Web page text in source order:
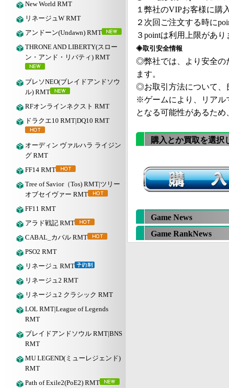
New World RMT
リネージュW RMT
アンドーン(Undawn) RMT
THRONE AND LIBERTY(スロー
ン・アンド・リバティ) RMT
ブレソNEO(ブレイドアンドソウ
ル) RMT
RFオンラインネクスト RMT
ドラクエ10 RMT|DQ10 RMT
オーディン ヴァルハラ ライジン
グ RMT
FF14 RMT
Tree of Savior（Tos) RMT|ツリー
オブセイヴァー RMT
FF11 RMT
アラド戦記 RMT
CABAL_カバル RMT
PSO2 RMT
リネージュ RMT
リネージュ2 RMT
リネージュ2 クラシック RMT
LOL RMT|League of Legends
RMT
ブレイドアンドソウル RMT|BNS
RMT
MU LEGEND(ミューレジェンド)
RMT
Path of Exile2(PoE2) RMT
１弊社のVIPお客様に購
２次回ご注文する時に
３pointは利用上限があ
◈取引安全情報
◎弊社では、より安全の
ます。
◎お取引方法について、
※ゲームにより、リアル
となる可能性があるた
購入とか買取を選択
Game News
Game RankNews